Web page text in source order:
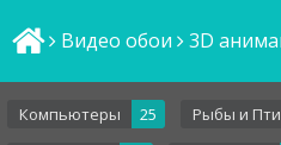
Видео обои 3D
Компьютеры 25 Рыбы и